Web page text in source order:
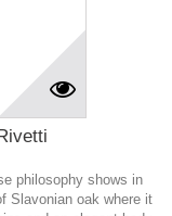
philosophy shows in
Slavonian oak where it